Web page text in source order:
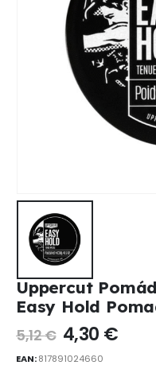
Uppercut
Easy Hold
5,12€ 4,30 €
EAN:817891024660